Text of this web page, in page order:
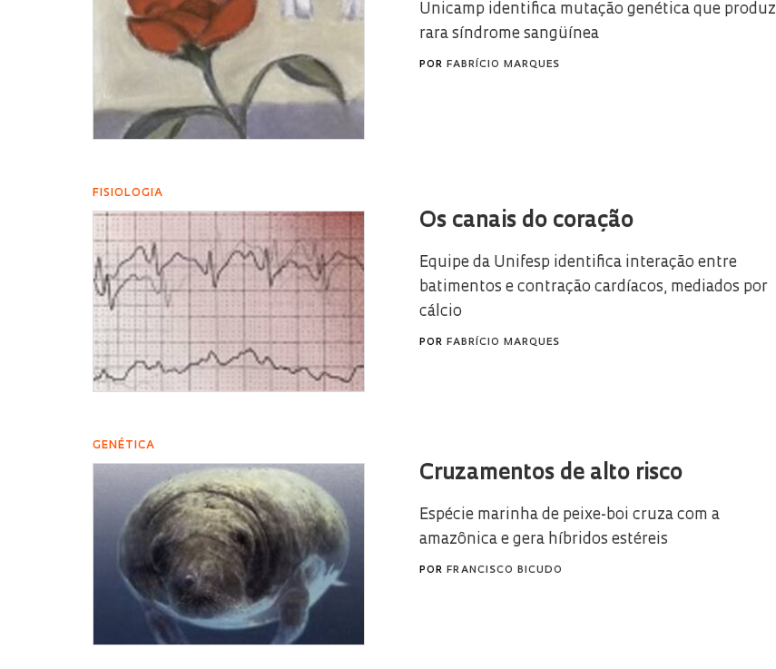
Unicamp identifica mutação genética que produz
rara síndrome sangüínea
POR FABRÍCIO MARQUES
FISIOLOGIA
Os canais do coração
Equipe da Unifesp identifica interação entre
batimentos e contração cardíacos, mediados por
cálcio
POR FABRÍCIO MARQUES
GENÉTICA
Cruzamentos de alto risco
Espécie marinha de peixe-boi cruza com a
amazônica e gera híbridos estéreis
POR FRANCISCO BICUDO